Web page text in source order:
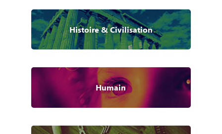
Histoire & Civilisation
Humain